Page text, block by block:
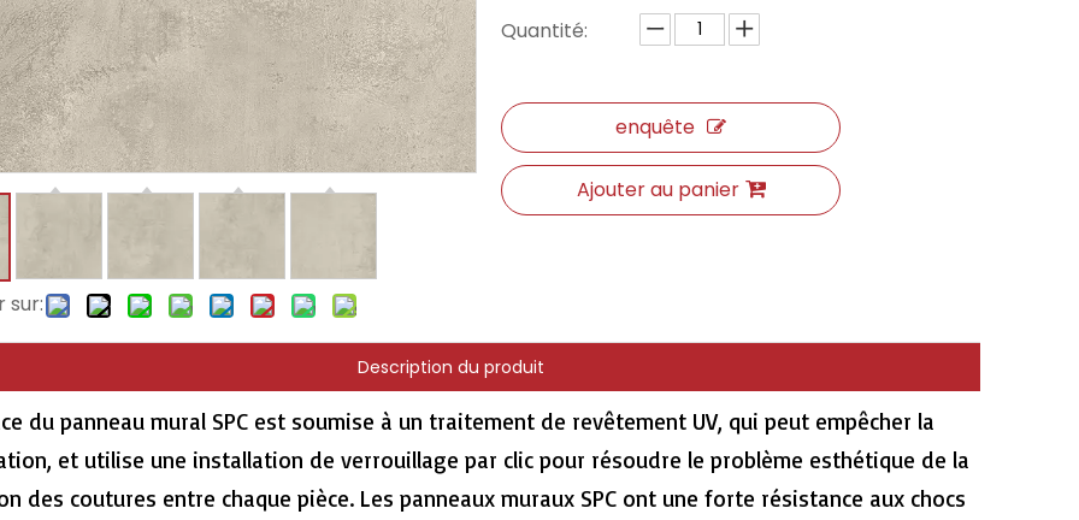
sur:
Quantité:
enquête
Ajouter au panier
Description du produit
du panneau mural SPC est soumise à un traitement de revêtement UV, qui peut empêcher la
et utilise une installation de verrouillage par clic pour résoudre le problème esthétique de la
des coutures entre chaque pièce. Les panneaux muraux SPC ont une forte résistance aux chocs